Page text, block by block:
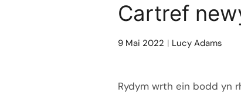
Cartref
9 Mai 2022 Lucy Adams
Rydym wrth ein bodd yn